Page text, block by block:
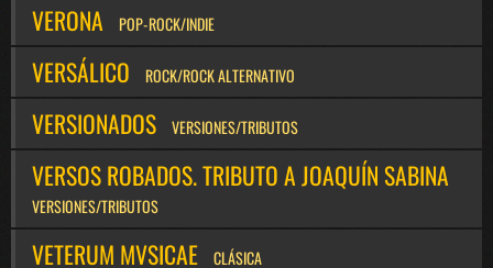
VERONA POP-ROCK/INDIE
VERSÁLICO ROCK/ROCK ALTERNATIVO
VERSIONADOS VERSIONES/TRIBUTOS
VERSOS ROBADOS. TRIBUTO A JOAQUÍN SABINA
VERSIONES/TRIBUTOS
VETERUM MVSICAE CLÁSICA